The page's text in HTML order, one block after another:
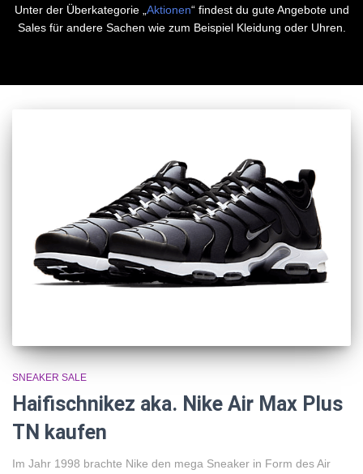
Unter der Überkategorie „ Aktionen“ findest du gute Angebote und
Sales für andere Sachen wie zum Beispiel Kleidung oder Uhren.
SNEAKER SALE
Haifischnikez aka. Nike Air Max Plus
TN kaufen
Im Jahr 1998 brachte Nike den mega Sneaker in Form des Air